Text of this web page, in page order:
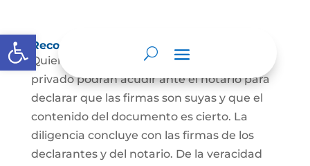
Abrir barra de herramientas
Reconocimiento de firma y contenido
Quienes hayan firmado un documento
privado podrán acudir ante el notario para
declarar que las firmas son suyas y que el
contenido del documento es cierto. La
diligencia concluye con las firmas de los
declarantes y del notario. De la veracidad